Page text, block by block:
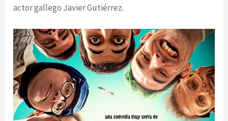
actor gallego Javier Gutiérrez.